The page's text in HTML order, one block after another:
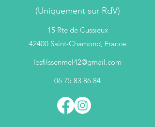
(Uniquement sur RdV)
15 Rte de Cussieux
42400 Saint-Chamond, France
lesfilssenmel42@gmail.com
06 75 83 86 84